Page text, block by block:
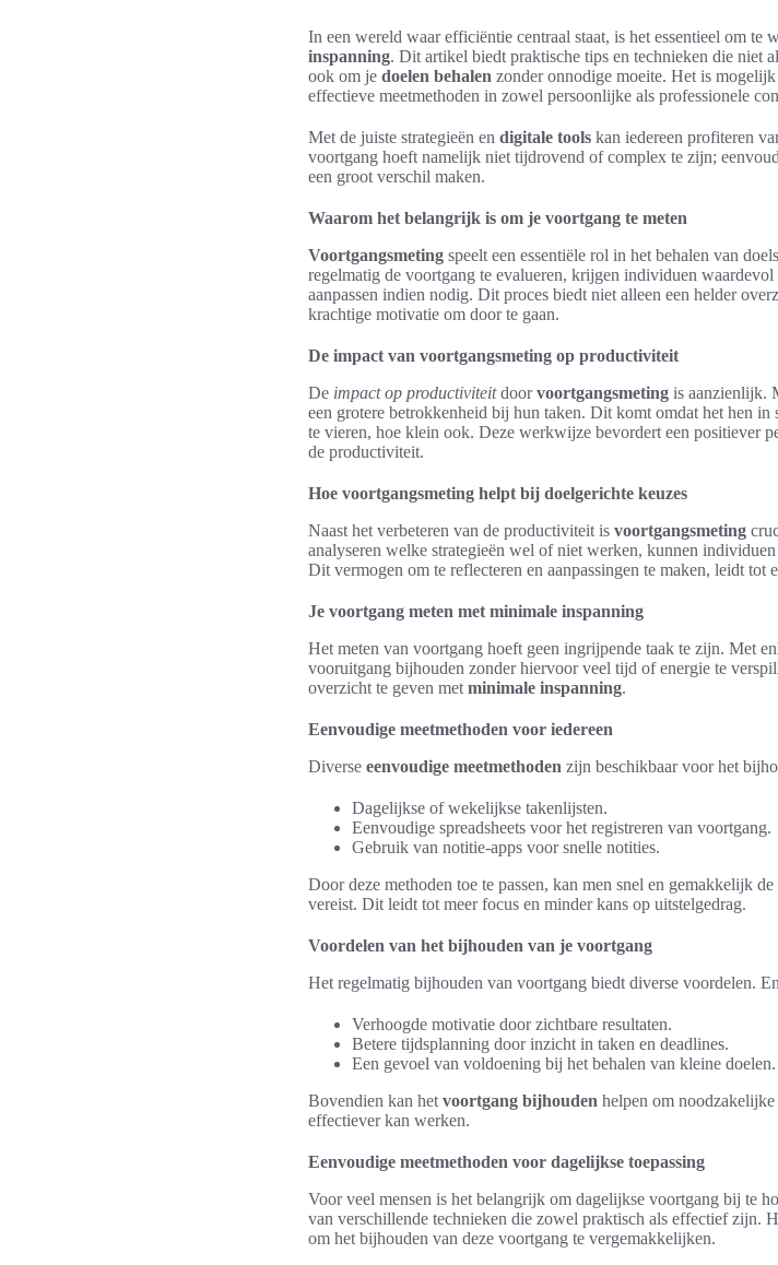
In een wereld waar efficiëntie centraal staat, is het essentieel om te
inspanning. Dit artikel biedt praktische tips en technieken die niet
ook om je doelen behalen zonder onnodige moeite. Het is
effectieve meetmethoden in zowel persoonlijke als professionele
Met de juiste strategieën en digitale tools kan iedereen profiteren
voortgang hoeft namelijk niet tijdrovend of complex te zijn;
een groot verschil maken.
Waarom het belangrijk is om je voortgang te meten
Voortgangsmeting speelt een essentiële rol in het behalen van
regelmatig de voortgang te evalueren, krijgen individuen
aanpassen indien nodig. Dit proces biedt niet alleen een helder
krachtige motivatie om door te gaan.
De impact van voortgangsmeting op productiviteit
De impact op productiviteitdoorvoortgangsmeting is aanzienlijk.
een grotere betrokkenheid bij hun taken. Dit komt omdat het hen in
te vieren, hoe klein ook. Deze werkwijze bevordert een positiever
de productiviteit.
Hoe voortgangsmeting helpt bij doelgerichte keuzes
Naast het verbeteren van de productiviteit is voortgangsmeting
analyseren welke strategieën wel of niet werken, kunnen
Dit vermogen om te reflecteren en aanpassingen te maken, leidt tot
Je voortgang meten met minimale inspanning
Het meten van voortgang hoeft geen ingrijpende taak te zijn. Met
vooruitgang bijhouden zonder hiervoor veel tijd of energie te
overzicht te geven met minimale inspanning.
Eenvoudige meetmethoden voor iedereen
Diverse eenvoudige meetmethoden zijn beschikbaar voor het
Dagelijkse of wekelijkse takenlijsten.
Eenvoudige spreadsheets voor het registreren van voortgang.
Gebruik van notitie-apps voor snelle notities.
Door deze methoden toe te passen, kan men snel en gemakkelijk de
vereist. Dit leidt tot meer focus en minder kans op uitstelgedrag.
Voordelen van het bijhouden van je voortgang
Het regelmatig bijhouden van voortgang biedt diverse voordelen.
Verhoogde motivatie door zichtbare resultaten.
Betere tijdsplanning door inzicht in taken en deadlines.
Een gevoel van voldoening bij het behalen van kleine doelen.
Bovendien kan het voortgang bijhouden helpen om
effectiever kan werken.
Eenvoudige meetmethoden voor dagelijkse toepassing
Voor veel mensen is het belangrijk om dagelijkse voortgang bij te
van verschillende technieken die zowel praktisch als effectief zijn.
om het bijhouden van deze voortgang te vergemakkelijken.